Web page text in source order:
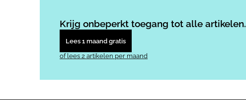
Krijg onbeperkt toegang tot alle artikelen.
Lees 1 maand gratis
of lees 2 artikelen per maand